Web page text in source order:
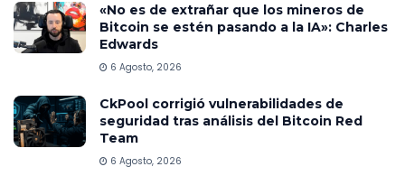
«No es de extrañar que los mineros de
Bitcoin se estén pasando a la IA»: Charles
Edwards
6 Agosto, 2026
CkPool corrigió vulnerabilidades de
seguridad tras análisis del Bitcoin Red
Team
6 Agosto, 2026